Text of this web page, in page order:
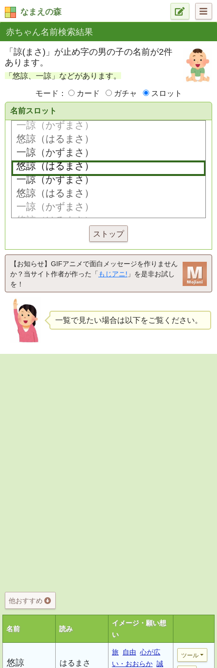
なまえの森
赤ちゃん名前検索結果
「諒(まさ)」が止め字の男の子の名前が2件
あります。
「悠諒、一諒」などがあります。
モード： カード ガチャ スロット
名前スロット
ストップ
【お知らせ】GIFアニメで面白メッセージを作りません
か？当サイト作者が作った「もじアニ! 」を是非お試し
を！
一覧で見たい場合は以下をご覧ください。
他おすすめ
名前 読み
イメージ・願い想
い
悠諒 はるまさ
旅 自由 心が広
い・おおらか 誠
ツール